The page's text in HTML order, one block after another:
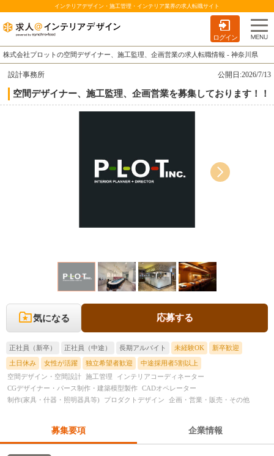
インテリアデザイン・施工管理・インテリア業界の求人転職サイト
ログイン
株式会社プロットの空間デザイナー、施工監理、企画営業の求人転職情報 - 神奈川県
設計事務所 公開日:2026/7/13
空間デザイナー、施工監理、企画営業を募集しております！！
気になる 応募する
正社員（新卒） 正社員（中途） 長期アルバイト 未経験OK 新卒歓迎
土日休み 女性が活躍 独立希望者歓迎
中途採用者5割以上
空間デザイン・空間設計 施工管理
インテリアコーディネーター
CGデザイナー・パース制作・建築模型製作 CADオペレーター
制作(家具・什器・照明器具等)
プロダクトデザイン 企画・営業・販売・その他
募集要項 企業情報